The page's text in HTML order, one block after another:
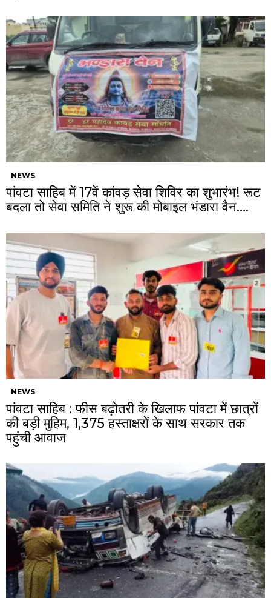
NEWS
पांवटा साहिब में 17वें कांवड़ सेवा शिविर का शुभारंभ! रूट
बदला तो सेवा समिति ने शुरू की मोबाइल भंडारा वैन….
NEWS
पांवटा साहिब : फीस बढ़ोतरी के खिलाफ पांवटा में छात्रों
की बड़ी मुहिम, 1,375 हस्ताक्षरों के साथ सरकार तक
पहुंची आवाज